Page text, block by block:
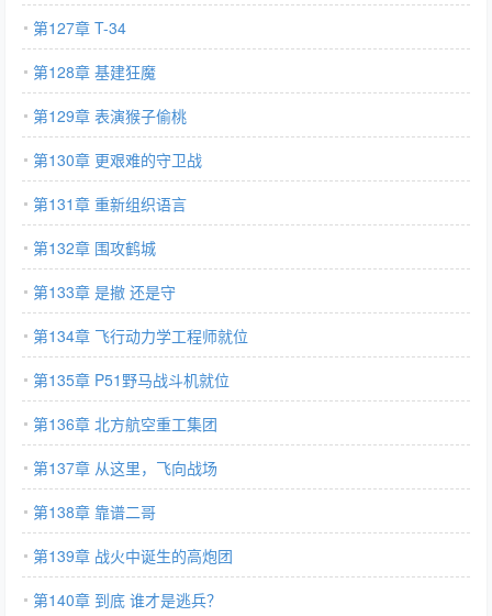
第127章 T-34
第128章 基建狂魔
第129章 表演猴子偷桃
第130章 更艰难的守卫战
第131章 重新组织语言
第132章 围攻鹤城
第133章 是撤 还是守
第134章 飞行动力学工程师就位
第135章 P51野马战斗机就位
第136章 北方航空重工集团
第137章 从这里，飞向战场
第138章 靠谱二哥
第139章 战火中诞生的高炮团
第140章 到底 谁才是逃兵？